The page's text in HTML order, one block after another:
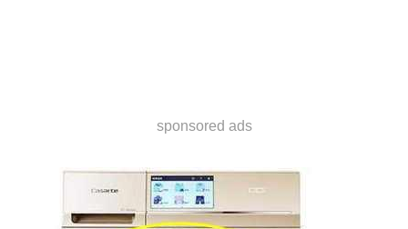
sponsored ads